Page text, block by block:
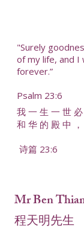
"Surely
of my life, and I
forever.”
Psalm 23:6
我 一 生 一 世
和 华 的 殿 中 ，
诗篇 23:6
Mr Ben
程天明先生